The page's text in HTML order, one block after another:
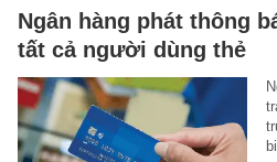
Ngân hàng phát thông
tất cả người dùng thẻ